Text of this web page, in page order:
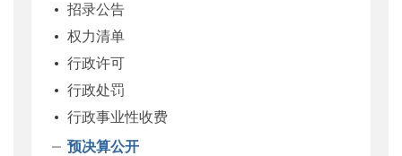
招录公告
权力清单
行政许可
行政处罚
行政事业性收费
预决算公开